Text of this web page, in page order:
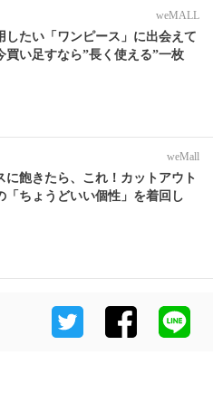
weMALL
したい「ワンピース」に出会えて
買い足すなら”長く使える”一枚
weMall
に飽きたら、これ！カットアウト
「ちょうどいい個性」を着回し